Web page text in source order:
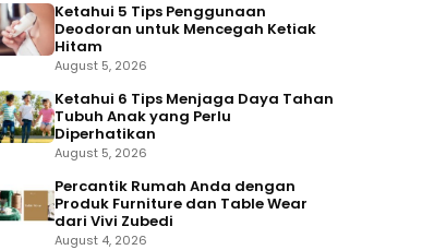
Ketahui 5 Tips Penggunaan
Deodoran untuk Mencegah Ketiak
Hitam
August 5, 2026
Ketahui 6 Tips Menjaga Daya Tahan
Tubuh Anak yang Perlu
Diperhatikan
August 5, 2026
Percantik Rumah Anda dengan
Produk Furniture dan Table Wear
dari Vivi Zubedi
August 4, 2026